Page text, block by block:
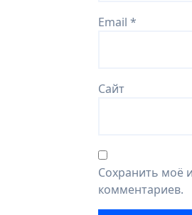
Email *
Сайт
Сохранить моё
комментариев.